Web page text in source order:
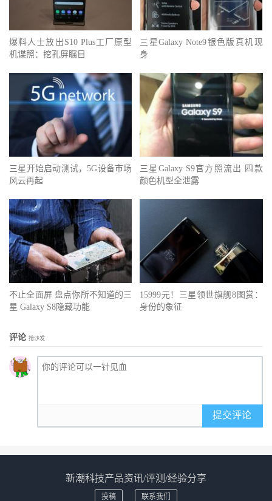
爆料人士放出S10 Plus工厂原型
机谍照：挖孔屏瞩目
三星Galaxy Note9银色版真机现
身
三星开始启动测试，5G设备市场
风云再起
三星Galaxy S9官方照流出 四款
颜色机型全泄露
不止全面屏 盘点你所不知道的三
星 Galaxy S8隐藏功能
15999元！三星领世旗舰8图赏：
身份的象征
评论 抢沙发
提交评论
新潮科技产品资讯/评测/经验分享
投稿 联系我们